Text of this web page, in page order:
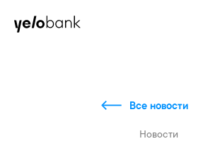
Частным лицам
Все новости
Новости